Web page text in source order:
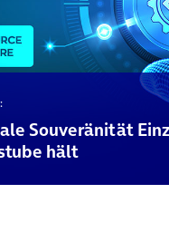
Souveränität
hält
blättern
weiter blättern